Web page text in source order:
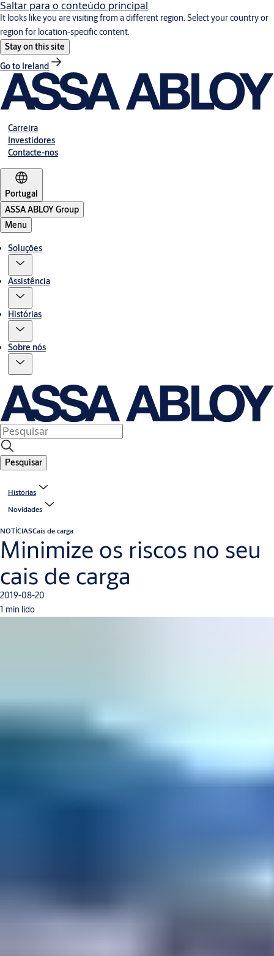
Saltar para o conteúdo principal
It looks like you are visiting from a different region. Select your country or
region for location-specific content.
Stay on this site
Go to Ireland
Carreira
Investidores
Contacte-nos
Portugal
ASSA ABLOY Group
Menu
Soluções
Assistência
Histórias
Sobre nós
Pesquisar
Histórias
Novidades
NOTÍCIASCais de carga
Minimize os riscos no seu
cais de carga
2019-08-20
1 min lido